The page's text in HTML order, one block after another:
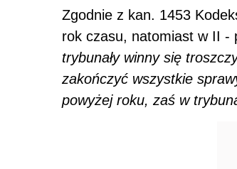
Zgodnie z kan. 1453
rok czasu, natomiast w II -
trybunały winny się
zakończyć wszystkie
powyżej roku, zaś w